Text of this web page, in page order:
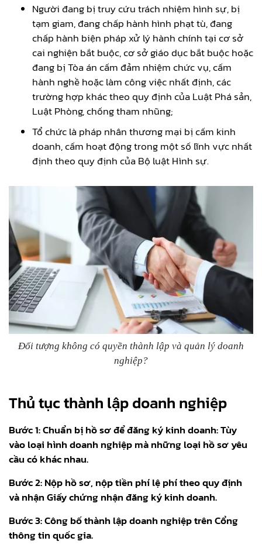
Người đang bị truy cứu trách nhiệm hình sự, bị
tạm giam, đang chấp hành hình phạt tù, đang
chấp hành biện pháp xử lý hành chính tại cơ sở
cai nghiện bắt buộc, cơ sở giáo dục bắt buộc hoặc
đang bị Tòa án cấm đảm nhiệm chức vụ, cấm
hành nghề hoặc làm công việc nhất định, các
trường hợp khác theo quy định của Luật Phá sản,
Luật Phòng, chống tham nhũng;
Tổ chức là pháp nhân thương mại bị cấm kinh
doanh, cấm hoạt động trong một số lĩnh vực nhất
định theo quy định của Bộ luật Hình sự.
Đối tượng không có quyền thành lập và quản lý doanh
nghiệp?
Thủ tục thành lập doanh nghiệp
Bước 1: Chuẩn bị hồ sơ để đăng ký kinh doanh: Tùy
vào loại hình doanh nghiệp mà những loại hồ sơ yêu
cầu có khác nhau.
Bước 2: Nộp hồ sơ, nộp tiền phí lệ phí theo quy định
và nhận Giấy chứng nhận đăng ký kinh doanh.
Bước 3: Công bố thành lập doanh nghiệp trên Cổng
thông tin quốc gia.